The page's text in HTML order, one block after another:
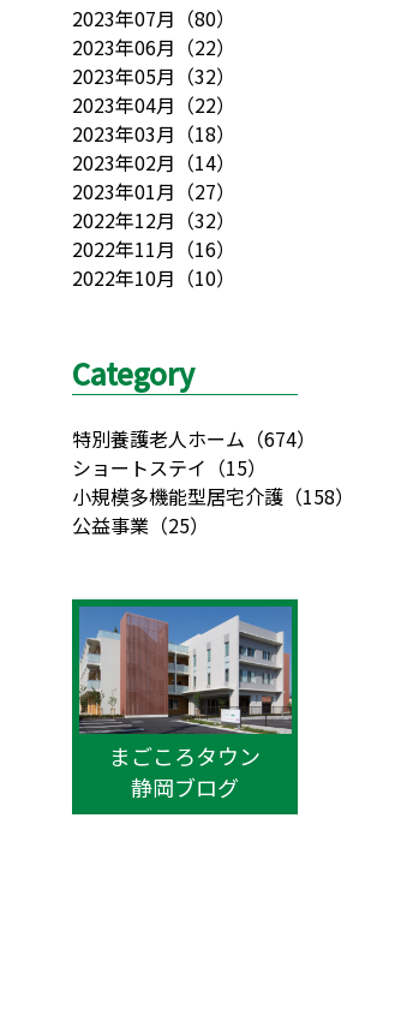
2023年07月 （80）
2023年06月 （22）
2023年05月 （32）
2023年04月 （22）
2023年03月 （18）
2023年02月 （14）
2023年01月 （27）
2022年12月 （32）
2022年11月 （16）
2022年10月 （10）
Category
特別養護老人ホーム （674）
ショートステイ （15）
小規模多機能型居宅介護 （158）
公益事業 （25）
まごころタウン
静岡ブログ